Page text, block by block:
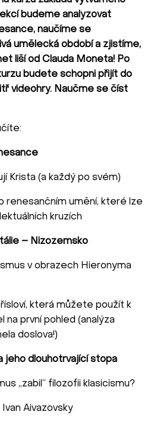
budeme analyzovat
naučíme se
umělecká období a zjistíme,
liší od Clauda Moneta! Po
budete schopni přijít do
videohry. Naučme se číst
Krista (a každý po svém)
renesančním umění, které lze
kruzích
– Nizozemsko
v obrazech Hieronyma
která můžete použít k
na první pohled (analýza
doslova!)
jeho dlouhotrvající stopa
„zabil“ filozofii klasicismu?
Ivan Aivazovsky